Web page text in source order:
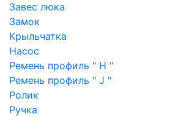
Завес люка
Замок
Крыльчатка
Насос
Ремень профиль " H "
Ремень профиль " J "
Ролик
Ручка